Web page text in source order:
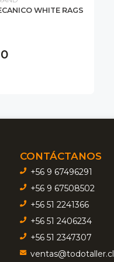
WHITE RAGS
CONTÁCTANOS
+56 9 67496291
+56 9 67508502
+56 51 2241366
+56 51 2406234
+56 51 2347307
ventas@todotaller.cl